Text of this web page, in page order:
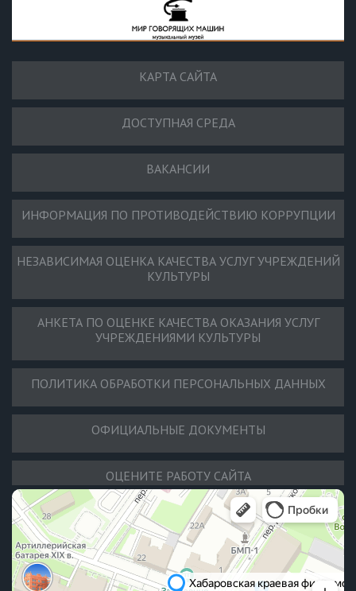
КАРТА САЙТА
ДОСТУПНАЯ СРЕДА
ВАКАНСИИ
ИНФОРМАЦИЯ ПО ПРОТИВОДЕЙСТВИЮ КОРРУПЦИИ
НЕЗАВИСИМАЯ ОЦЕНКА КАЧЕСТВА УСЛУГ УЧРЕЖДЕНИЙ
КУЛЬТУРЫ
АНКЕТА ПО ОЦЕНКЕ КАЧЕСТВА ОКАЗАНИЯ УСЛУГ
УЧРЕЖДЕНИЯМИ КУЛЬТУРЫ
ПОЛИТИКА ОБРАБОТКИ ПЕРСОНАЛЬНЫХ ДАННЫХ
ОФИЦИАЛЬНЫЕ ДОКУМЕНТЫ
ОЦЕНИТЕ РАБОТУ САЙТА